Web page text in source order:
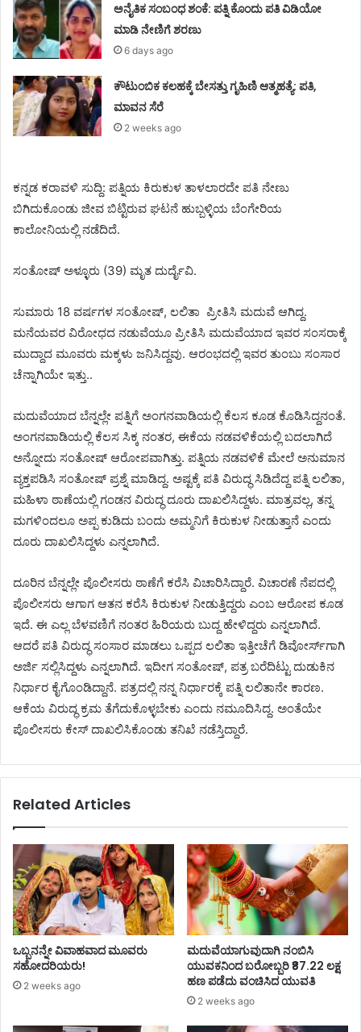
ಅನೈತಿಕ ಸಂಬಂಧ ಶಂಕೆ: ಪತ್ನಿ ಕೊಂದು ಪತಿ ವಿಡಿಯೋ
ಮಾಡಿ ನೇಣಿಗೆ ಶರಣು
6 days ago
ಕೌಟುಂಬಿಕ ಕಲಹಕ್ಕೆ ಬೇಸತ್ತು ಗೃಹಿಣಿ ಆತ್ಮಹತ್ಯೆ: ಪತಿ,
ಮಾವನ ಸೆರೆ
2 weeks ago
ಕನ್ನಡ ಕರಾವಳಿ ಸುದ್ದಿ: ಪತ್ನಿಯ ಕಿರುಕುಳ ತಾಳಲಾರದೇ ಪತಿ ನೇಣು
ಬಿಗಿದುಕೊಂಡು ಜೀವ ಬಿಟ್ಟಿರುವ ಘಟನೆ ಹುಬ್ಬಳ್ಳಿಯ ಬೆಂಗೇರಿಯ
ಕಾಲೋನಿಯಲ್ಲಿ ನಡೆದಿದೆ.
ಸಂತೋಷ್ ಅಳ್ಳೂರು (39) ಮೃತ ದುರ್ದೈವಿ.
ಸುಮಾರು 18 ವರ್ಷಗಳ ಸಂತೋಷ್, ಲಲಿತಾ ಪ್ರೀತಿಸಿ ಮದುವೆ ಆಗಿದ್ದ.
ಮನೆಯವರ ವಿರೋಧದ ನಡುವೆಯೂ ಪ್ರೀತಿಸಿ ಮದುವೆಯಾದ ಇವರ ಸಂಸರಾಕ್ಕೆ
ಮುದ್ದಾದ ಮೂವರು ಮಕ್ಕಳು ಜನಿಸಿದ್ದವು. ಆರಂಭದಲ್ಲಿ ಇವರ ತುಂಬು ಸಂಸಾರ
ಚೆನ್ನಾಗಿಯೇ ಇತ್ತು..
ಮದುವೆಯಾದ ಬೆನ್ನಲ್ಲೇ ಪತ್ನಿಗೆ ಅಂಗನವಾಡಿಯಲ್ಲಿ ಕೆಲಸ ಕೂಡ ಕೊಡಿಸಿದ್ದನಂತೆ.
ಅಂಗನವಾಡಿಯಲ್ಲಿ ಕೆಲಸ ಸಿಕ್ಕ ನಂತರ, ಈಕೆಯ ನಡವಳಿಕೆಯಲ್ಲಿ ಬದಲಾಗಿದೆ
ಅನ್ನೋದು ಸಂತೋಷ್‌ ಆರೋಪವಾಗಿತ್ತು. ಪತ್ನಿಯ ನಡವಳಿಕೆ ಮೇಲೆ ಅನುಮಾನ
ವ್ಯಕ್ತಪಡಿಸಿ ಸಂತೋಷ್ ಪ್ರಶ್ನೆ ಮಾಡಿದ್ದ. ಅಷ್ಟಕ್ಕೆ ಪತಿ ವಿರುದ್ಧ ಸಿಡಿದೆದ್ದ ಪತ್ನಿ ಲಲಿತಾ,
ಮಹಿಳಾ ಠಾಣೆಯಲ್ಲಿ ಗಂಡನ ವಿರುದ್ಧ ದೂರು ದಾಖಲಿಸಿದ್ದಳು. ಮಾತ್ರವಲ್ಲ, ತನ್ನ
ಮಗಳಿಂದಲೂ ಅಪ್ಪ ಕುಡಿದು ಬಂದು ಅಮ್ಮನಿಗೆ ಕಿರುಕುಳ ನೀಡುತ್ತಾನೆ ಎಂದು
ದೂರು ದಾಖಲಿಸಿದ್ದಳು ಎನ್ನಲಾಗಿದೆ.
ದೂರಿನ ಬೆನ್ನಲ್ಲೇ ಪೊಲೀಸರು ಠಾಣೆಗೆ ಕರೆಸಿ ವಿಚಾರಿಸಿದ್ದಾರೆ. ವಿಚಾರಣೆ ನೆಪದಲ್ಲಿ
ಪೊಲೀಸರು ಆಗಾಗ ಆತನ ಕರೆಸಿ ಕಿರುಕುಳ ನೀಡುತ್ತಿದ್ದರು ಎಂಬ ಆರೋಪ ಕೂಡ
ಇದೆ. ಈ ಎಲ್ಲ ಬೆಳವಣಿಗೆ ನಂತರ ಹಿರಿಯರು ಬುದ್ದ ಹೇಳಿದ್ದರು ಎನ್ನಲಾಗಿದೆ.
ಆದರೆ ಪತಿ ವಿರುದ್ಧ ಸಂಸಾರ ಮಾಡಲು ಒಪ್ಪದ ಲಲಿತಾ ಇತ್ತೀಚೆಗೆ ಡಿವೋರ್ಸ್‌ಗಾಗಿ
ಅರ್ಜಿ ಸಲ್ಲಿಸಿದ್ದಳು ಎನ್ನಲಾಗಿದೆ. ಇದೀಗ ಸಂತೋಷ್, ಪತ್ರ ಬರೆದಿಟ್ಟು ದುಡುಕಿನ
ನಿರ್ಧಾರ ಕೈಗೊಂಡಿದ್ದಾನೆ. ಪತ್ರದಲ್ಲಿ ನನ್ನ ನಿರ್ಧಾರಕ್ಕೆ ಪತ್ನಿ ಲಲಿತಾನೇ ಕಾರಣ.
ಆಕೆಯ ವಿರುದ್ಧ ಕ್ರಮ ತೆಗೆದುಕೊಳ್ಳಬೇಕು ಎಂದು ನಮೂದಿಸಿದ್ದ. ಅಂತೆಯೇ
ಪೊಲೀಸರು ಕೇಸ್ ದಾಖಲಿಸಿಕೊಂಡು ತನಿಖೆ ನಡೆಸ್ತಿದ್ದಾರೆ.
Related Articles
ಒಬ್ಬನನ್ನೇ ವಿವಾಹವಾದ ಮೂವರು
ಸಹೋದರಿಯರು!
2 weeks ago
ಮದುವೆಯಾಗುವುದಾಗಿ ನಂಬಿಸಿ
ಯುವಕನಿಂದ ಬರೋಬ್ಬರಿ ₹87.22 ಲಕ್ಷ
ಹಣ ಪಡೆದು ವಂಚಿಸಿದ ಯುವತಿ
2 weeks ago